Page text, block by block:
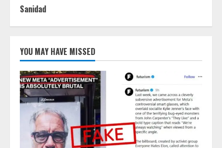
Sanidad
YOU MAY HAVE MISSED